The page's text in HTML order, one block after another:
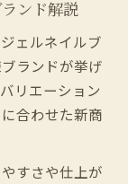
ンド解説
ェルネイルブ
ランドが挙げ
リエーション
合わせた新商
すさや仕上が